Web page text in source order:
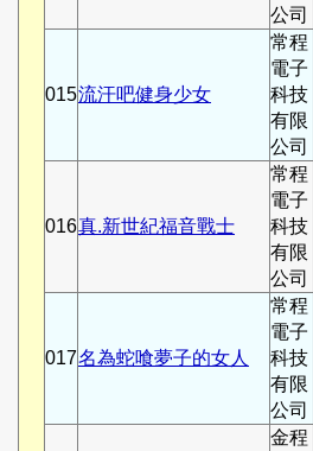
公司
015流汗吧健身少女
常程
電子
科技
有限
公司
016真.新世紀福音戰士
常程
電子
科技
有限
公司
017名為蛇喰夢子的女人
常程
電子
科技
有限
公司
金程